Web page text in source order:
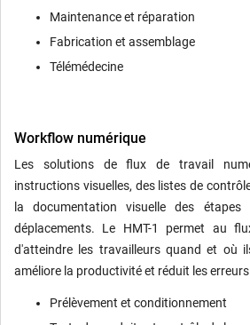
Maintenance et réparation
Fabrication et assemblage
Télémédecine
Workflow numérique
Les solutions de flux de travail
instructions visuelles, des listes de
la documentation visuelle des étapes
déplacements. Le HMT-1 permet au
d'atteindre les travailleurs quand et où
améliore la productivité et réduit les
Prélèvement et conditionnement